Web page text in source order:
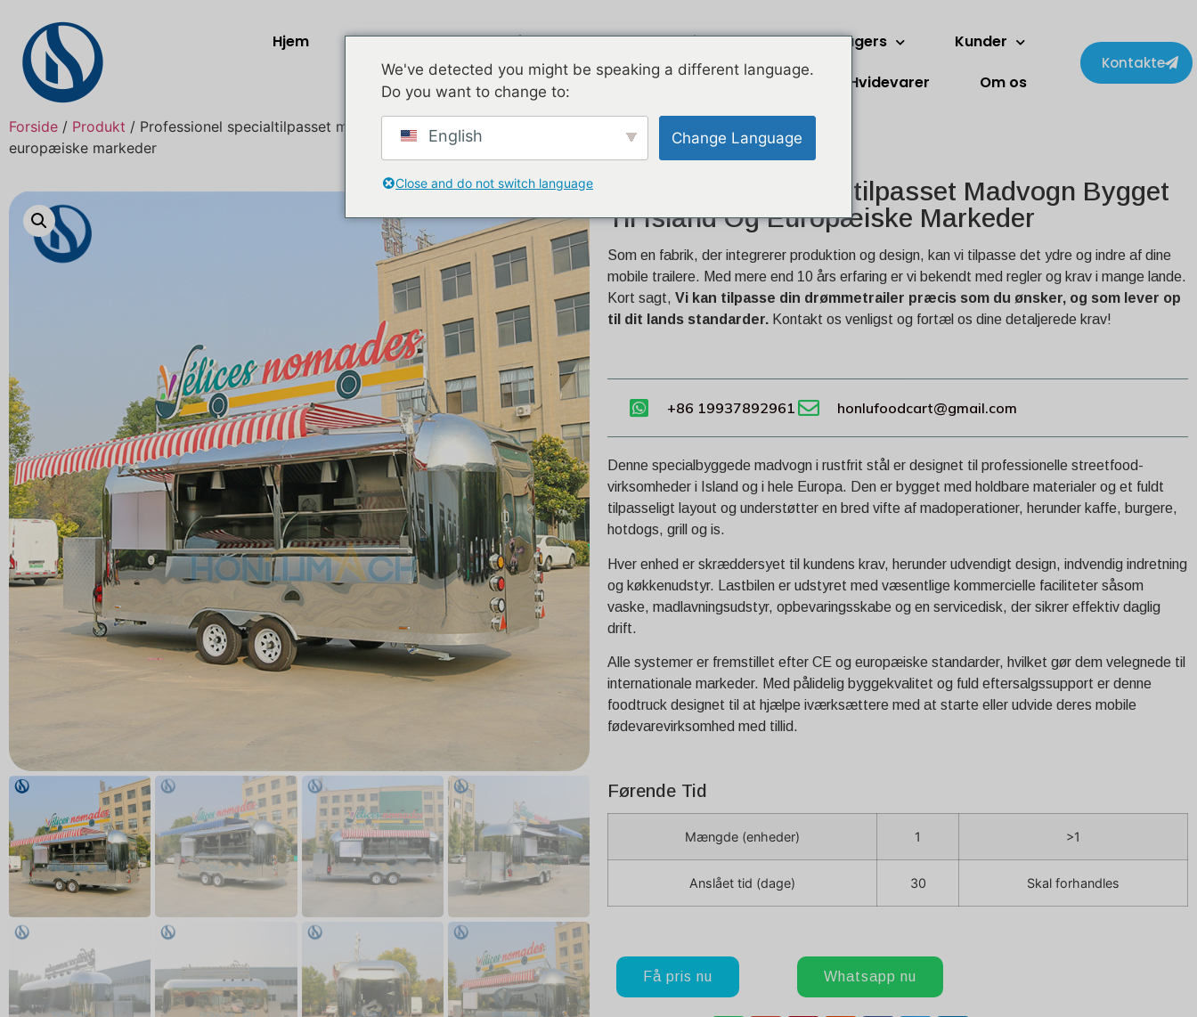
Hjem Produkter Luftstrøm Galvaniseret To-etagers
Kunder
Hvidevarer
Om os
Kontakte
Forside / Produkt / Professionel specialtilpasset madvogn bygget til Island og
europæiske markeder
Professionel Specialtilpasset Madvogn Bygget
Til Island Og Europæiske Markeder
Som en fabrik, der integrerer produktion og design, kan vi tilpasse det ydre og indre af dine
mobile trailere. Med mere end 10 års erfaring er vi bekendt med regler og krav i mange lande.
Kort sagt, Vi kan tilpasse din drømmetrailer præcis som du ønsker, og som lever op
til dit lands standarder. Kontakt os venligst og fortæl os dine detaljerede krav!
+86 19937892961 honlufoodcart@gmail.com
Denne specialbyggede madvogn i rustfrit stål er designet til professionelle streetfood-
virksomheder i Island og i hele Europa. Den er bygget med holdbare materialer og et fuldt
tilpasseligt layout og understøtter en bred vifte af madoperationer, herunder kaffe, burgere,
hotdogs, grill og is.
Hver enhed er skræddersyet til kundens krav, herunder udvendigt design, indvendig indretning
og køkkenudstyr. Lastbilen er udstyret med væsentlige kommercielle faciliteter såsom
vaske, madlavningsudstyr, opbevaringsskabe og en servicedisk, der sikrer effektiv daglig
drift.
Alle systemer er fremstillet efter CE og europæiske standarder, hvilket gør dem velegnede til
internationale markeder. Med pålidelig byggekvalitet og fuld eftersalgssupport er denne
foodtruck designet til at hjælpe iværksættere med at starte eller udvide deres mobile
fødevarevirksomhed med tillid.
Førende Tid
Mængde (enheder) 1 >1
Anslået tid (dage) 30 Skal forhandles
Få pris nu Whatsapp nu
We've detected you might be speaking a different language.
Do you want to change to:
English Change Language
Close and do not switch language